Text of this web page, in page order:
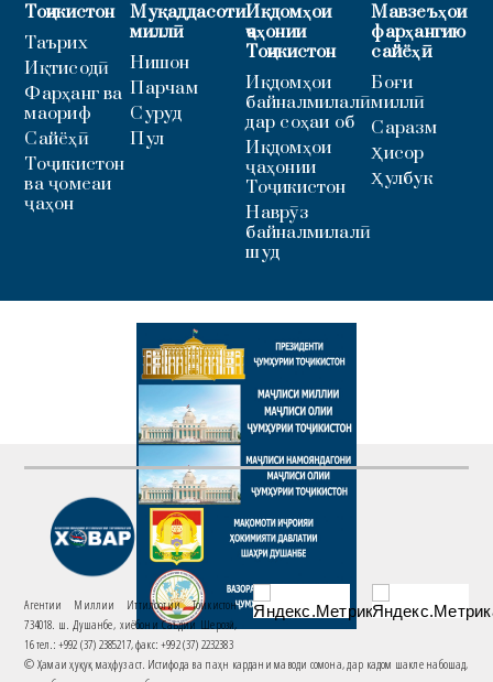
Тоҷикистон
Таърих
Иқтисодӣ
Фарҳанг ва
маориф
Сайёҳӣ
Тоҷикистон
ва ҷомеаи
ҷаҳон
Муқаддасоти
миллӣ
Нишон
Парчам
Суруд
Пул
Иқдомҳои
ҷаҳонии
Тоҷикистон
Иқдомҳои
байналмилалӣ
дар соҳаи об
Иқдомҳои
ҷаҳонии
Тоҷикистон
Наврӯз
байналмилалӣ
шуд
Мавзеъҳои
фарҳангию
сайёҳӣ
Боғи
миллӣ
Саразм
Ҳисор
Ҳулбук
Агентии Миллии Иттилоотии Тоҷикистон
734018. ш. Душанбе, хиёбони Саъдии Шерозӣ,
16 тел.: +992 (37) 2385217, факс: +992 (37) 2232383
© Ҳамаи ҳуқуқ маҳфуз аст. Истифода ва паҳн кардани маводи сомона, дар кадом шакле набошад,